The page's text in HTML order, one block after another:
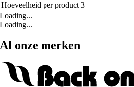
Hoeveelheid per product 3
Loading...
Loading...
Al onze merken